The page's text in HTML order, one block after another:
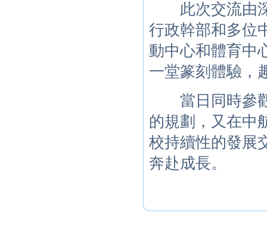
此次交流由深
行政幹部和多位
動中心和體育中
一堂篆刻體驗，
當日同時參觀
的規劃，又在中
校持續性的發展
奔赴成長。